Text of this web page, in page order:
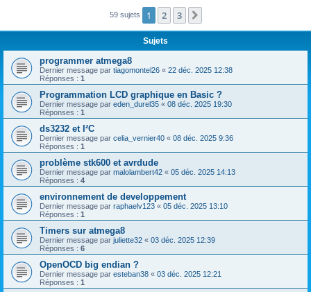
c
59 sujets 1 2 3
Sujets
programmer atmega8
Dernier message par tiagomontel26 « 22 déc. 2025 12:38
Réponses : 1
Programmation LCD graphique en Basic ?
Dernier message par eden_durel35 « 08 déc. 2025 19:30
Réponses : 1
ds3232 et I²C
Dernier message par celia_vernier40 « 08 déc. 2025 9:36
Réponses : 1
problème stk600 et avrdude
Dernier message par malolambert42 « 05 déc. 2025 14:13
Réponses : 4
environnement de developpement
Dernier message par raphaelv123 « 05 déc. 2025 13:10
Réponses : 1
Timers sur atmega8
Dernier message par juliette32 « 03 déc. 2025 12:39
Réponses : 6
OpenOCD big endian ?
Dernier message par esteban38 « 03 déc. 2025 12:21
Réponses : 1